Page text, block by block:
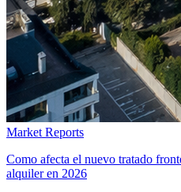
Market Reports
Como afecta el nuevo tratado
alquiler en 2026